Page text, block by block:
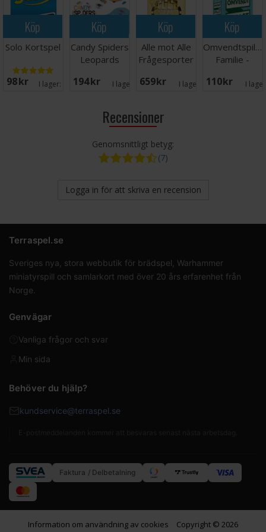
Köp
Solo Kortspel
98 SEK I lager:
Köp
Candy Spiders
Leopards
194 SEK I lager: 1
Köp
Alle mot Alle
Frågesporter
659 SEK I lager:
Köp
Omvendtspillet
Familie -
110 SEK I
Recensioner
Genomsnittligt betyg:
(7)
Logga in för att skriva en recension
Terraspel.se
Sveriges nya, stora webbutik för brädspel, Warhammer
miniatyrspill och samlarkort med över 20 års erfarenhet från
Norge.
Genvägar
Vanliga frågor och svar
Min sida
Behöver du hjälp?
kundservice@terraspel.se
Faktura / Delbetalning
Information om användning av cookies
Copyright © 2026